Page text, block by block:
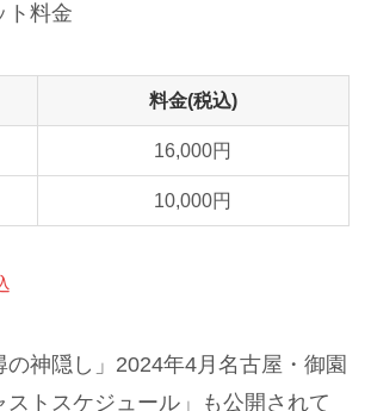
ト料金
料金(税込)
16,000円
10,000円
の神隠し」2024年4月名古屋・御園
ストスケジュール」も公開されて